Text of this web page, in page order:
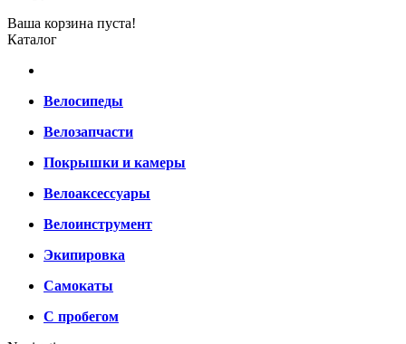
Ваша корзина пуста!
Каталог
Велосипеды
Велозапчасти
Покрышки и камеры
Велоаксессуары
Велоинструмент
Экипировка
Самокаты
С пробегом